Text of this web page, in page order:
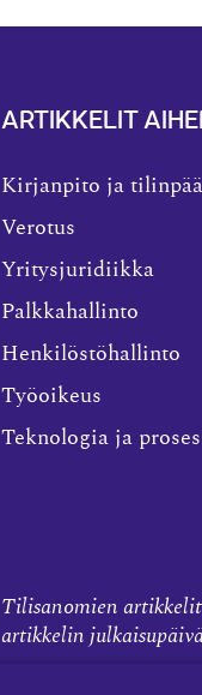
ARTIKKELIT
Kirjanpito ja
Verotus
Yritysjuridiikka
Palkkahallinto
Henkilöstöhallinto
Työoikeus
Teknologia ja
Tilisanomien
artikkelin